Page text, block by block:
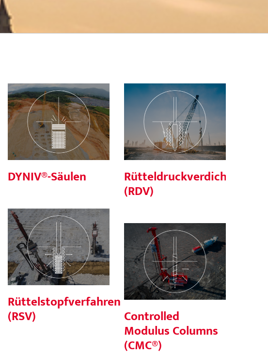
DYNIV®-Säulen
DYNIV®-Säulen
Rütteldruckverdichtung
(RDV)
Rütteldruckverdichtung
(RDV)
Rüttelstopfverfahren
(RSV)
Rüttelstopfverfahren
(RSV)
Controlled
Modulus Columns
(CMC®)
Controlled
Modulus Columns
(CMC®)